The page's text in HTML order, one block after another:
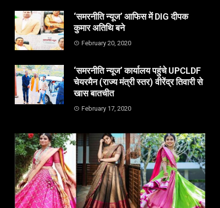
‘समरनीति न्यूज’ आफिस में DIG दीपक
कुमार अतिथि बने
February 20, 2020
‘समरनीति न्यूज’ कार्यालय पहुंचे UPCLDF
चेयरमैन (राज्य मंत्री स्तर) वीरेंद्र तिवारी से
खास बातचीत
February 17, 2020